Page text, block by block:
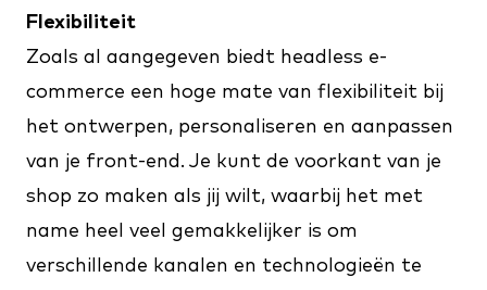
Flexibiliteit
Zoals al aangegeven biedt headless e-
commerce een hoge mate van flexibiliteit bij
het ontwerpen, personaliseren en aanpassen
van je front-end. Je kunt de voorkant van je
shop zo maken als jij wilt, waarbij het met
name heel veel gemakkelijker is om
verschillende kanalen en technologieën te